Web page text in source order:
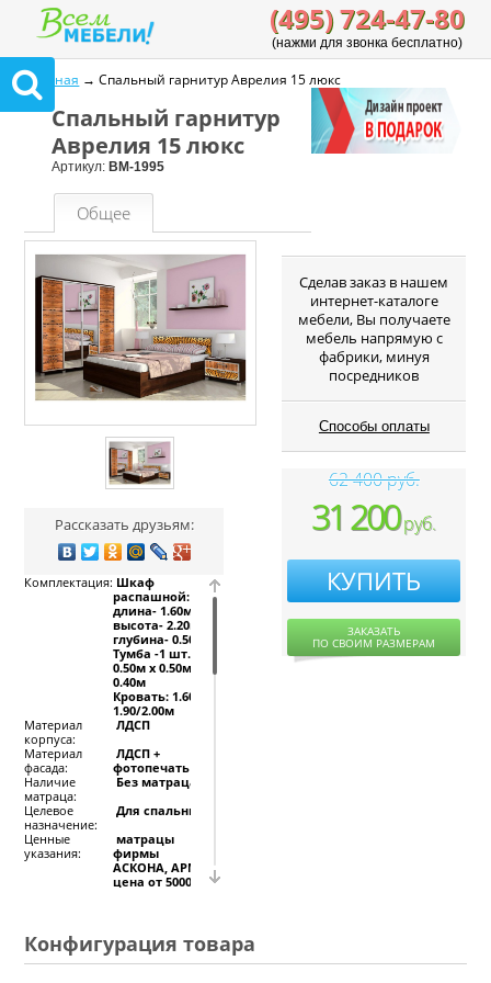
(495) 724-47-80
(нажми для звонка бесплатно)
Главная → Спальный гарнитур Аврелия 15 люкс
Спальный гарнитур
Аврелия 15 люкс
Артикул: ВМ-1995
Общее
Рассказать друзьям:
Комплектация: Шкаф
распашной:
длина- 1.60м х
высота- 2.20м х
глубина- 0.50м
Тумба -1 шт.:
0.50м х 0.50м х
0.40м
Кровать: 1.60м х
1.90/2.00м
Материал
корпуса:
ЛДСП
Материал
фасада:
ЛДСП +
фотопечать
Наличие
матраца:
Без матраца
Целевое
назначение:
Для спальни
Ценные
указания:
матрацы
фирмы
АСКОНА, АРМОС
цена от 5000
Мы сможем выполнить
Cделав заказ в нашем
интернет-каталоге
мебели, Вы получаете
мебель напрямую с
фабрики, минуя
посредников
Способы оплаты
62 400 руб.
31 200руб.
КУПИТЬ
ЗАКАЗАТЬ
ПО СВОИМ РАЗМЕРАМ
Конфигурация товара